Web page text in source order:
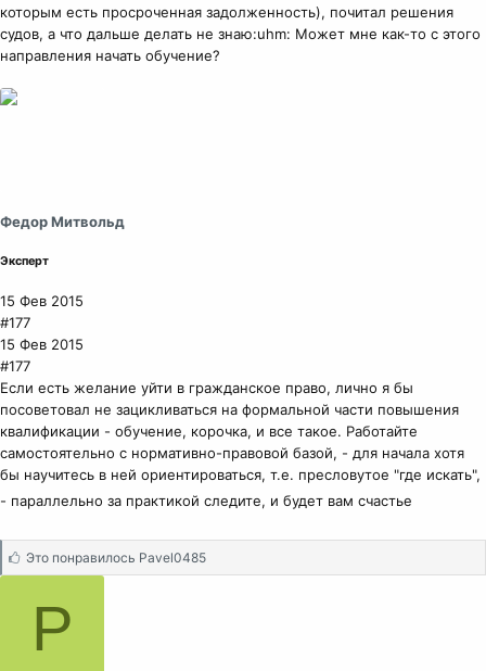
которым есть просроченная задолженность), почитал решения
судов, а что дальше делать не знаю:uhm: Может мне как-то с этого
направления начать обучение?
Федор Митвольд
Эксперт
15 Фев 2015
#177
15 Фев 2015
#177
Если есть желание уйти в гражданское право, лично я бы
посоветовал не зацикливаться на формальной части повышения
квалификации - обучение, корочка, и все такое. Работайте
самостоятельно с нормативно-правовой базой, - для начала хотя
бы научитесь в ней ориентироваться, т.е. пресловутое "где искать",
- параллельно за практикой следите, и будет вам счастье
С
и
Это понравилось Pavel0485
P